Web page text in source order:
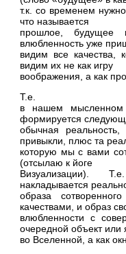
т.к. со временем
что называется
прошлое, будущее
влюбленность уже
видим все качества,
видим их не как игру
воображения, а как
Т.е.
в нашем мысленном
формируется
обычная
привыкли, плюс та
которую мы с вами
(отсылаю к йоге
Визуализации).
накладывается
образа
качествами, и образ
влюбленности с
очередной объект или
во Вселенной, а как